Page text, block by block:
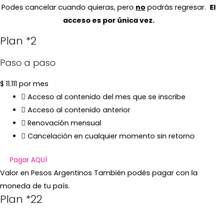
Podes cancelar cuando quieras, pero no podrás regresar. El
acceso es por única vez.
Plan *2
Paso a paso
$ 11.111 por mes
Acceso al contenido del mes que se inscribe
Acceso al contenido anterior
Renovación mensual
Cancelación en cualquier momento sin retorno
Pagar AQUÍ
Valor en Pesos Argentinos También podés pagar con la
moneda de tu país.
Plan *22